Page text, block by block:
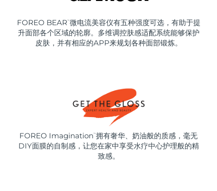
FOREO BEAR ™ 微电流美容仪有五种强度可选，有助于提
升面部各个区域的轮廓。多维调控肤感适配系统能够保护
皮肤，并有相应的APP来规划各种面部锻炼。
FOREO Imagination ™ 拥有奢华、奶油般的质感，毫无
DIY面膜的自制感，让您在家中享受水疗中心护理般的精
致感。